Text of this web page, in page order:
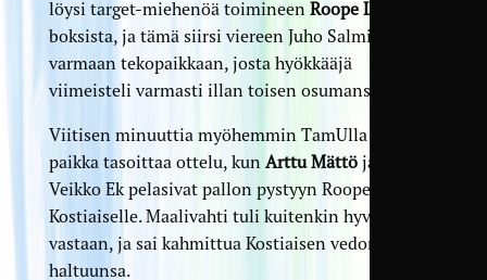
löysi target-miehenöä toimineen Roope Läpisen
boksista, ja tämä siirsi viereen Juho Salmiselle
varmaan tekopaikkaan, josta hyökkääjä
viimeisteli varmasti illan toisen osumansa.
Viitisen minuuttia myöhemmin TamUlla oli hyvä
paikka tasoittaa ottelu, kun Arttu Mättöja Eino-
Veikko Ek pelasivat pallon pystyyn Roope
Kostiaiselle. Maalivahti tuli kuitenkin hyvin
vastaan, ja sai kahmittua Kostiaisen vedon
haltuunsa.